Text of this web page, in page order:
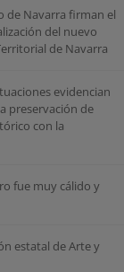
de Navarra firman el
del nuevo
de Navarra
evidencian
preservación de
con la
fue muy cálido y
estatal de Arte y